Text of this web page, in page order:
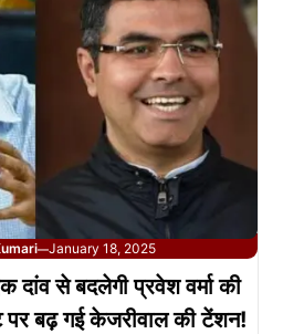
—January 18, 2025
दांव से बदलेगी प्रवेश वर्मा की
पर बढ़ गई केजरीवाल की टेंशन!